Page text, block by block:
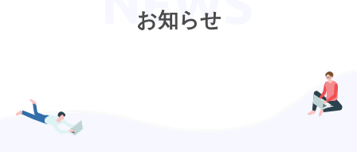
お知らせ